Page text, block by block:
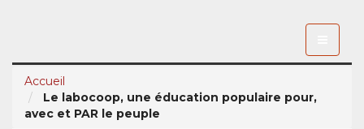
Accueil
Le labocoop, une éducation populaire pour,
avec et PAR le peuple